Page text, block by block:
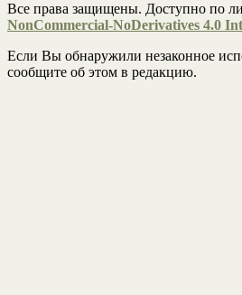
Все права защищены. Доступно по
NonCommercial-NoDerivatives 4.0
Если Вы обнаружили незаконное
сообщите об этом в редакцию.